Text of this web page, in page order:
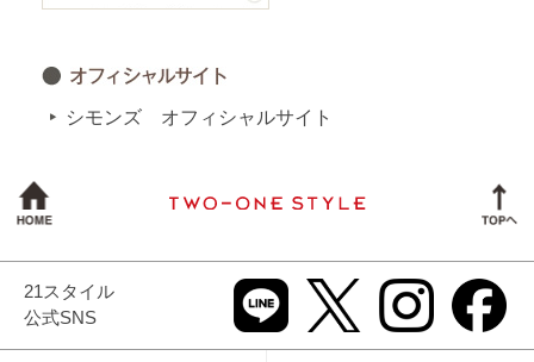
シモンズ オフィシャルサイト
21スタイル
公式SNS